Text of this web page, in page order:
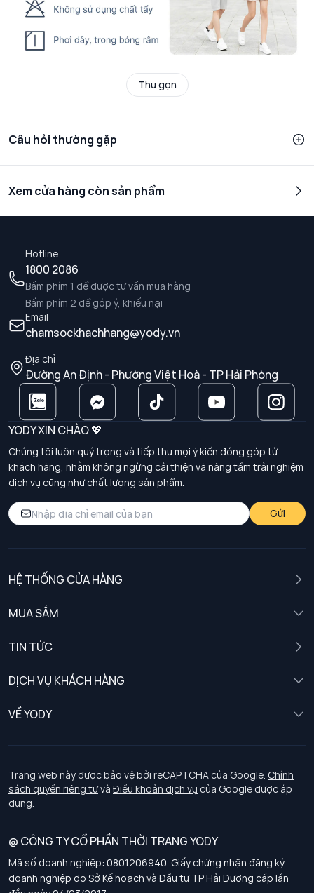
Thu gọn
Câu hỏi thường gặp
Xem cửa hàng còn sản phẩm
Hotline
1800 2086
Bấm phím 1 để được tư vấn mua hàng
Bấm phím 2 để góp ý, khiếu nại
Email
chamsockhachhang@yody.vn
Địa chỉ
Đường An Định - Phường Việt Hoà - TP Hải Phòng
YODY XIN CHÀO 💖
Chúng tôi luôn quý trọng và tiếp thu mọi ý kiến đóng góp từ
khách hàng, nhằm không ngừng cải thiện và nâng tầm trải nghiệm
dịch vụ cũng như chất lượng sản phẩm.
Gửi
HỆ THỐNG CỬA HÀNG
MUA SẮM
TIN TỨC
DỊCH VỤ KHÁCH HÀNG
Chính sách khách hàng thân thiết
Chính sách bảo vệ dữ liệu cá nhân
Chính sách thanh toán, giao nhận
Chính sách chất lượng và an toàn sức khoẻ nghề nghiệp
Chính sách đơn đồng phục
VỀ YODY
Tuyển dụng
Trang web này được bảo vệ bởi reCAPTCHA của Google. Chính
sách quyền riêng tưvà Điều khoản dịch vụ của Google được áp
dụng.
@ CÔNG TY CỔ PHẦN THỜI TRANG YODY
Mã số doanh nghiệp: 0801206940. Giấy chứng nhận đăng ký
doanh nghiệp do Sở Kế hoạch và Đầu tư TP Hải Dương cấp lần